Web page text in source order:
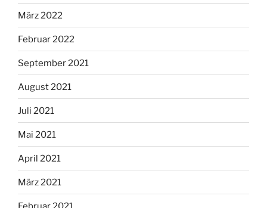
März 2022
Februar 2022
September 2021
August 2021
Juli 2021
Mai 2021
April 2021
März 2021